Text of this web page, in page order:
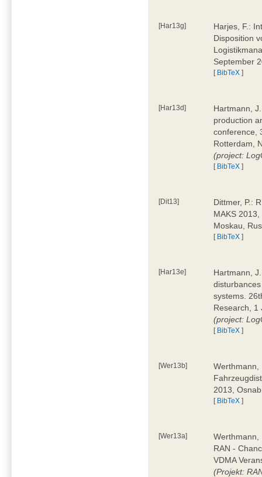
[Har13g]
Harjes, F.:
Disposition
September
[ BibTeX ]
[Har13d]
Hartmann,
production
conference,
Rotterdam,
(project:
[ BibTeX ]
[Dit13]
Dittmer, P.:
MAKS
Moskau,
[ BibTeX ]
[Har13e]
Hartmann,
systems.
Research, 1
(project:
[ BibTeX ]
[Wer13b]
Werthmann,
2013,
[ BibTeX ]
[Wer13a]
Werthmann,
RAN -
VDMA
(Projekt: